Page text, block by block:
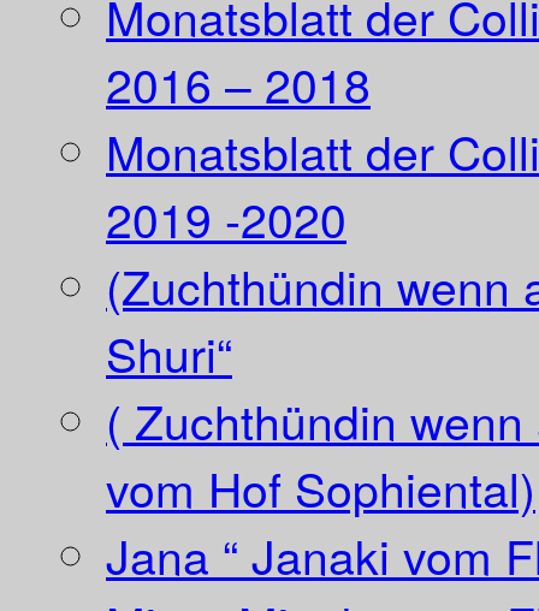
Monatsblatt der
2016 – 2018
Monatsblatt der
2019 -2020
(Zuchthündin wenn
Shuri“
( Zuchthündin
vom Hof Sophiental)
Jana “ Janaki vom